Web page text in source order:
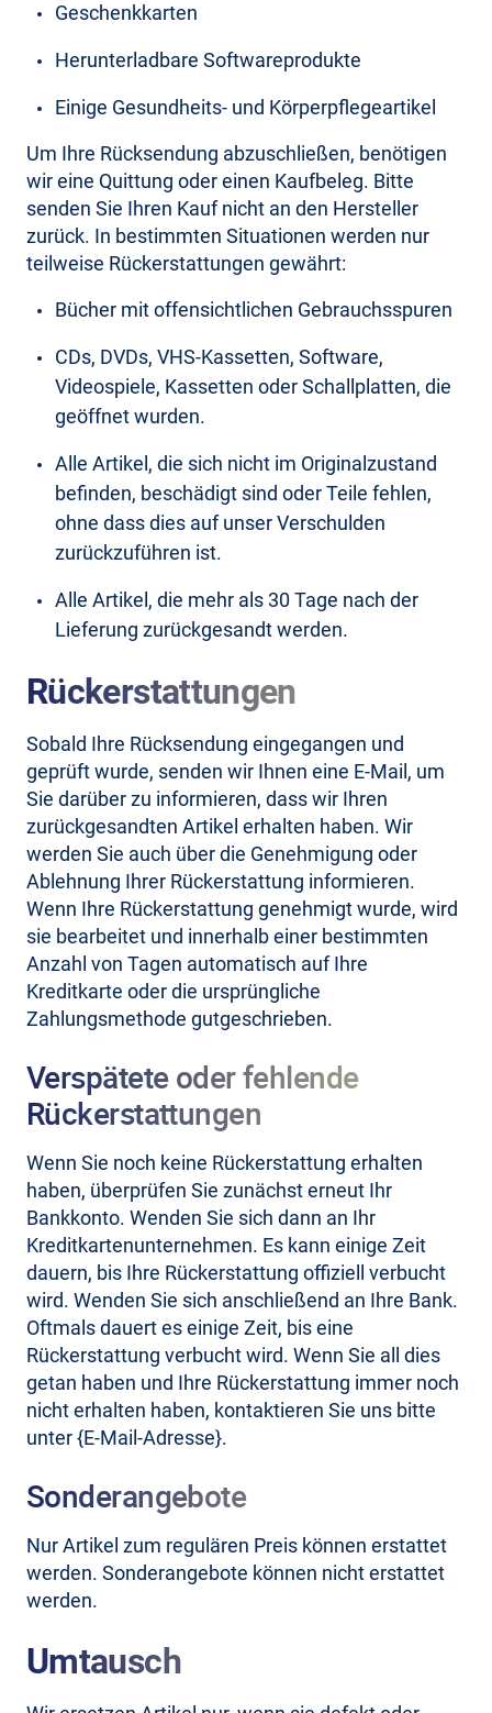
Geschenkkarten
Herunterladbare Softwareprodukte
Einige Gesundheits- und Körperpflegeartikel
Um Ihre Rücksendung abzuschließen, benötigen
wir eine Quittung oder einen Kaufbeleg. Bitte
senden Sie Ihren Kauf nicht an den Hersteller
zurück. In bestimmten Situationen werden nur
teilweise Rückerstattungen gewährt:
Bücher mit offensichtlichen Gebrauchsspuren
CDs, DVDs, VHS-Kassetten, Software,
Videospiele, Kassetten oder Schallplatten, die
geöffnet wurden.
Alle Artikel, die sich nicht im Originalzustand
befinden, beschädigt sind oder Teile fehlen,
ohne dass dies auf unser Verschulden
zurückzuführen ist.
Alle Artikel, die mehr als 30 Tage nach der
Lieferung zurückgesandt werden.
Rückerstattungen
Sobald Ihre Rücksendung eingegangen und
geprüft wurde, senden wir Ihnen eine E-Mail, um
Sie darüber zu informieren, dass wir Ihren
zurückgesandten Artikel erhalten haben. Wir
werden Sie auch über die Genehmigung oder
Ablehnung Ihrer Rückerstattung informieren.
Wenn Ihre Rückerstattung genehmigt wurde, wird
sie bearbeitet und innerhalb einer bestimmten
Anzahl von Tagen automatisch auf Ihre
Kreditkarte oder die ursprüngliche
Zahlungsmethode gutgeschrieben.
Verspätete oder fehlende
Rückerstattungen
Wenn Sie noch keine Rückerstattung erhalten
haben, überprüfen Sie zunächst erneut Ihr
Bankkonto. Wenden Sie sich dann an Ihr
Kreditkartenunternehmen. Es kann einige Zeit
dauern, bis Ihre Rückerstattung offiziell verbucht
wird. Wenden Sie sich anschließend an Ihre Bank.
Oftmals dauert es einige Zeit, bis eine
Rückerstattung verbucht wird. Wenn Sie all dies
getan haben und Ihre Rückerstattung immer noch
nicht erhalten haben, kontaktieren Sie uns bitte
unter {E-Mail-Adresse}.
Sonderangebote
Nur Artikel zum regulären Preis können erstattet
werden. Sonderangebote können nicht erstattet
werden.
Umtausch